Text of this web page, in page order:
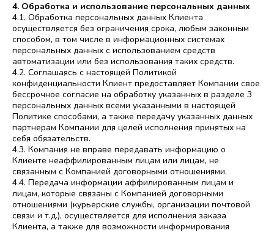
4. Обработка и использование персональных данных
4.1. Обработка персональных данных Клиента
осуществляется без ограничения срока, любым законным
способом, в том числе в информационных системах
персональных данных с использованием средств
автоматизации или без использования таких средств.
4.2. Соглашаясь с настоящей Политикой
конфиденциальности Клиент предоставляет Компании свое
бессрочное согласие на обработку указанных в разделе 3
персональных данных всеми указанными в настоящей
Политике способами, а также передачу указанных данных
партнерам Компании для целей исполнения принятых на
себя обязательств.
4.3. Компания не вправе передавать информацию о
Клиенте неаффилированным лицам или лицам, не
связанным с Компанией договорными отношениями.
4.4. Передача информации аффилированным лицам и
лицам, которые связаны с Компанией договорными
отношениями (курьерские службы, организации почтовой
связи и т.д.), осуществляется для исполнения заказа
Клиента, а также для возможности информирования